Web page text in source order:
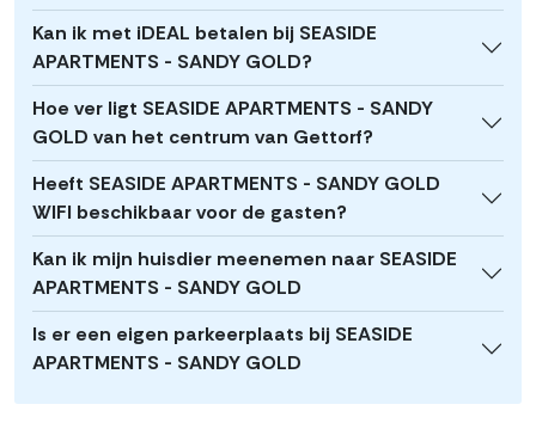
Kan ik met iDEAL betalen bij SEASIDE
APARTMENTS - SANDY GOLD?
Hoe ver ligt SEASIDE APARTMENTS - SANDY
GOLD van het centrum van Gettorf?
Heeft SEASIDE APARTMENTS - SANDY GOLD
WIFI beschikbaar voor de gasten?
Kan ik mijn huisdier meenemen naar SEASIDE
APARTMENTS - SANDY GOLD
Is er een eigen parkeerplaats bij SEASIDE
APARTMENTS - SANDY GOLD